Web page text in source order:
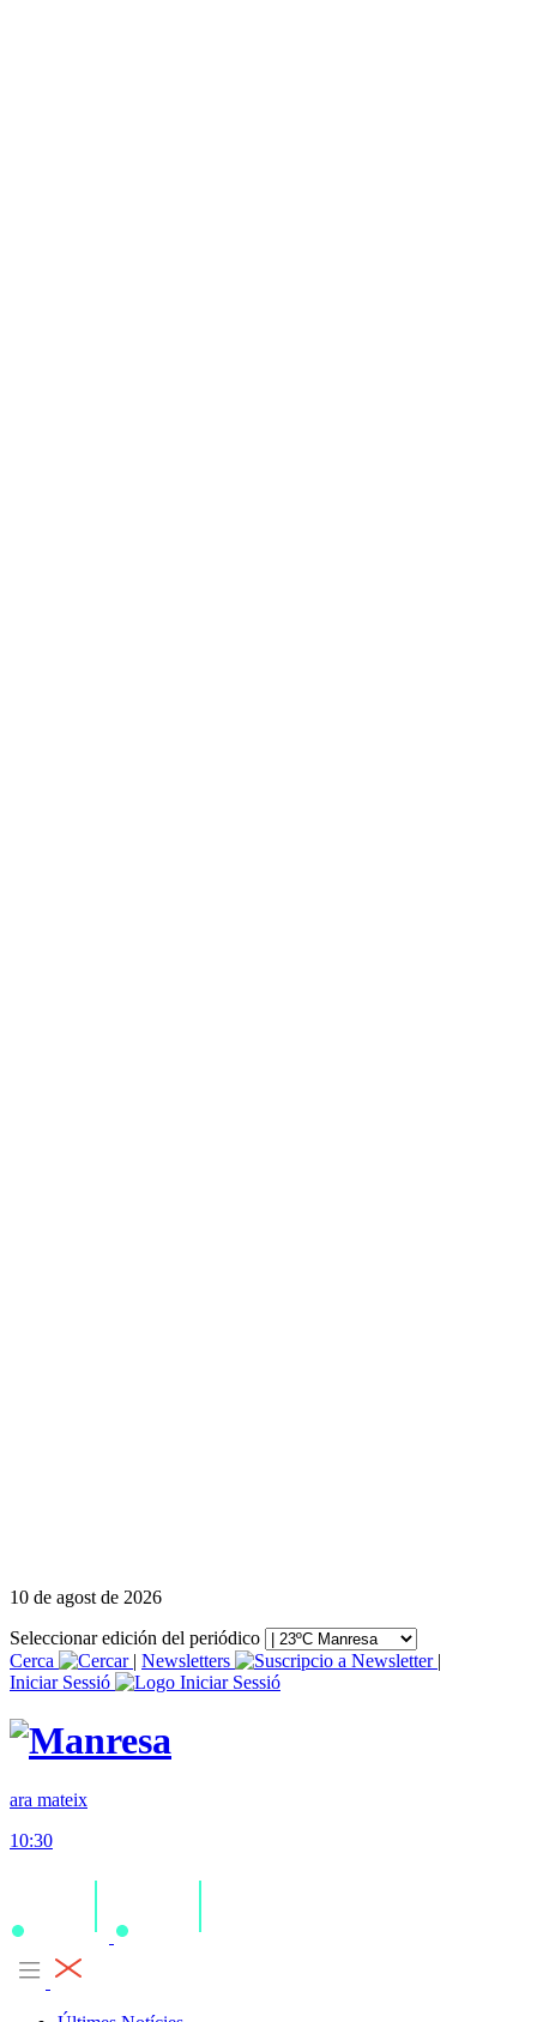
10 de agost de 2026
Seleccionar edición del periódico
Cerca
| Newsletters
|
Iniciar Sessió
ara mateix
10:30